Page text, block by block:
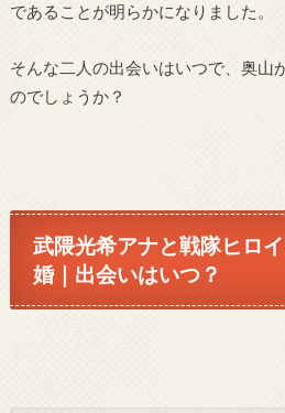
であることが明らかになりました。
そんな二人の出会いはいつで、奥山
のでしょうか？
武隈光希アナと戦隊ヒロ
婚｜出会いはいつ？